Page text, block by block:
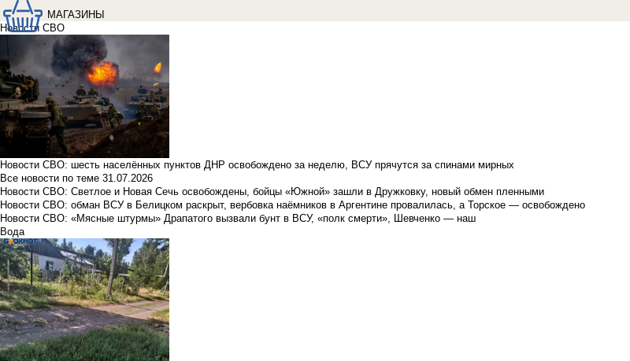
МАГАЗИНЫ
Новости СВО
Новости СВО: шесть населённых пунктов ДНР освобождено за неделю, ВСУ прячутся за спинами мирных
Все новости по теме 31.07.2026
Новости СВО: Светлое и Новая Сечь освобождены, бойцы «Южной» зашли в Дружковку, новый обмен пленными
Новости СВО: обман ВСУ в Белицком раскрыт, вербовка наёмников в Аргентине провалилась, а Торское — освобождено
Новости СВО: «Мясные штурмы» Драпатого вызвали бунт в ВСУ, «полк смерти», Шевченко — наш
Вода